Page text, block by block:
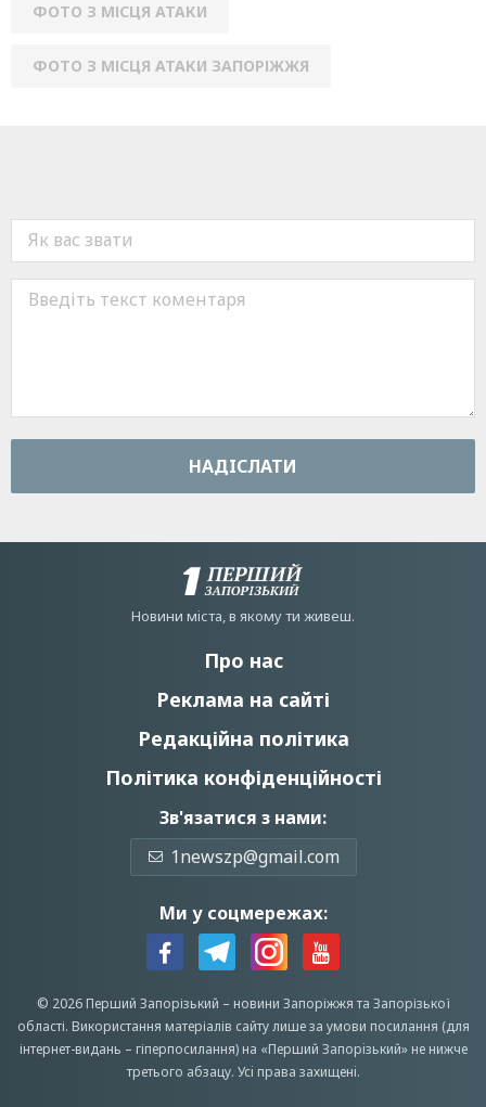
ФОТО З МІСЦЯ АТАКИ
ФОТО З МІСЦЯ АТАКИ ЗАПОРІЖЖЯ
НАДIСЛАТИ
Новини мiста, в якому ти живеш.
Про нас
Реклама на сайті
Редакційна політика
Політика конфіденційності
Зв'язатися з нами:
1newszp@gmail.com
Ми у соцмережах:
© 2026 Перший Запорізький – новини Запоріжжята Запорізької
області. Використання матеріалів сайту лише за умови посилання (для
інтернет-видань – гіперпосилання) на «Перший Запорiзький» не нижче
третього абзацу. Усi права захищенi.